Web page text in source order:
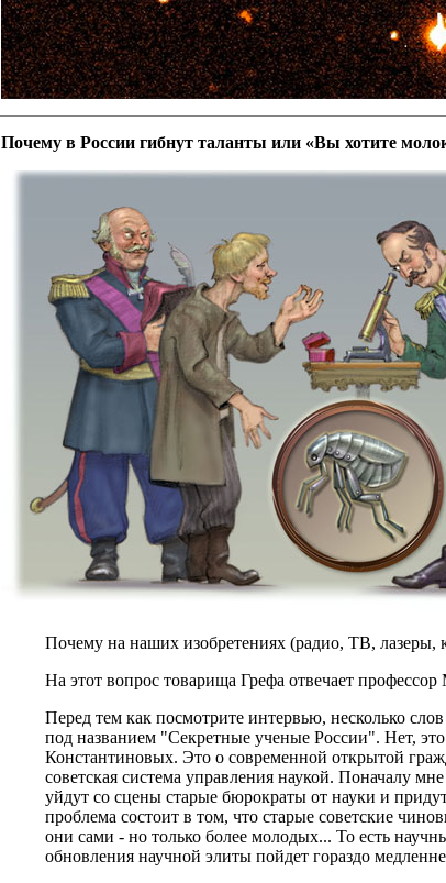
Почему в России гибнут таланты или «Вы хотите
Почему на наших изобретениях (радио, ТВ, лазеры,
На этот вопрос товарища Грефа отвечает
Перед тем как посмотрите интервью, несколько
под названием "Секретные ученые России". Нет,
Константиновых. Это о современной открытой
советская система управления наукой. Поначалу
уйдут со сцены старые бюрократы от науки и
проблема состоит в том, что старые советские
они сами - но только более молодых... То есть
обновления научной элиты пойдет гораздо